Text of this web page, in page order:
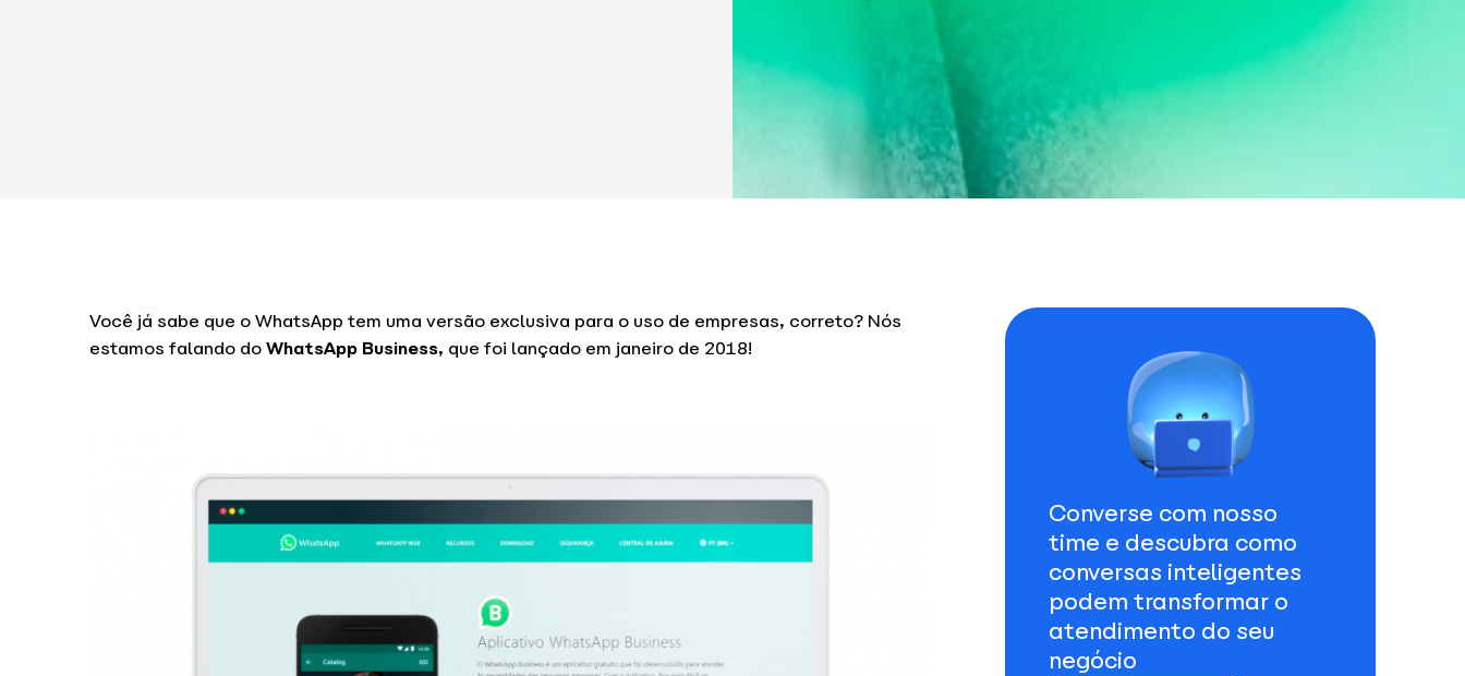
Você já sabe que o WhatsApp tem uma versão exclusiva para o uso de empresas, correto? Nós
estamos falando doWhatsApp Business, que foi lançado em janeiro de 2018!
Converse com nosso
time e descubra como
conversas inteligentes
podem transformar o
atendimento do seu
negócio